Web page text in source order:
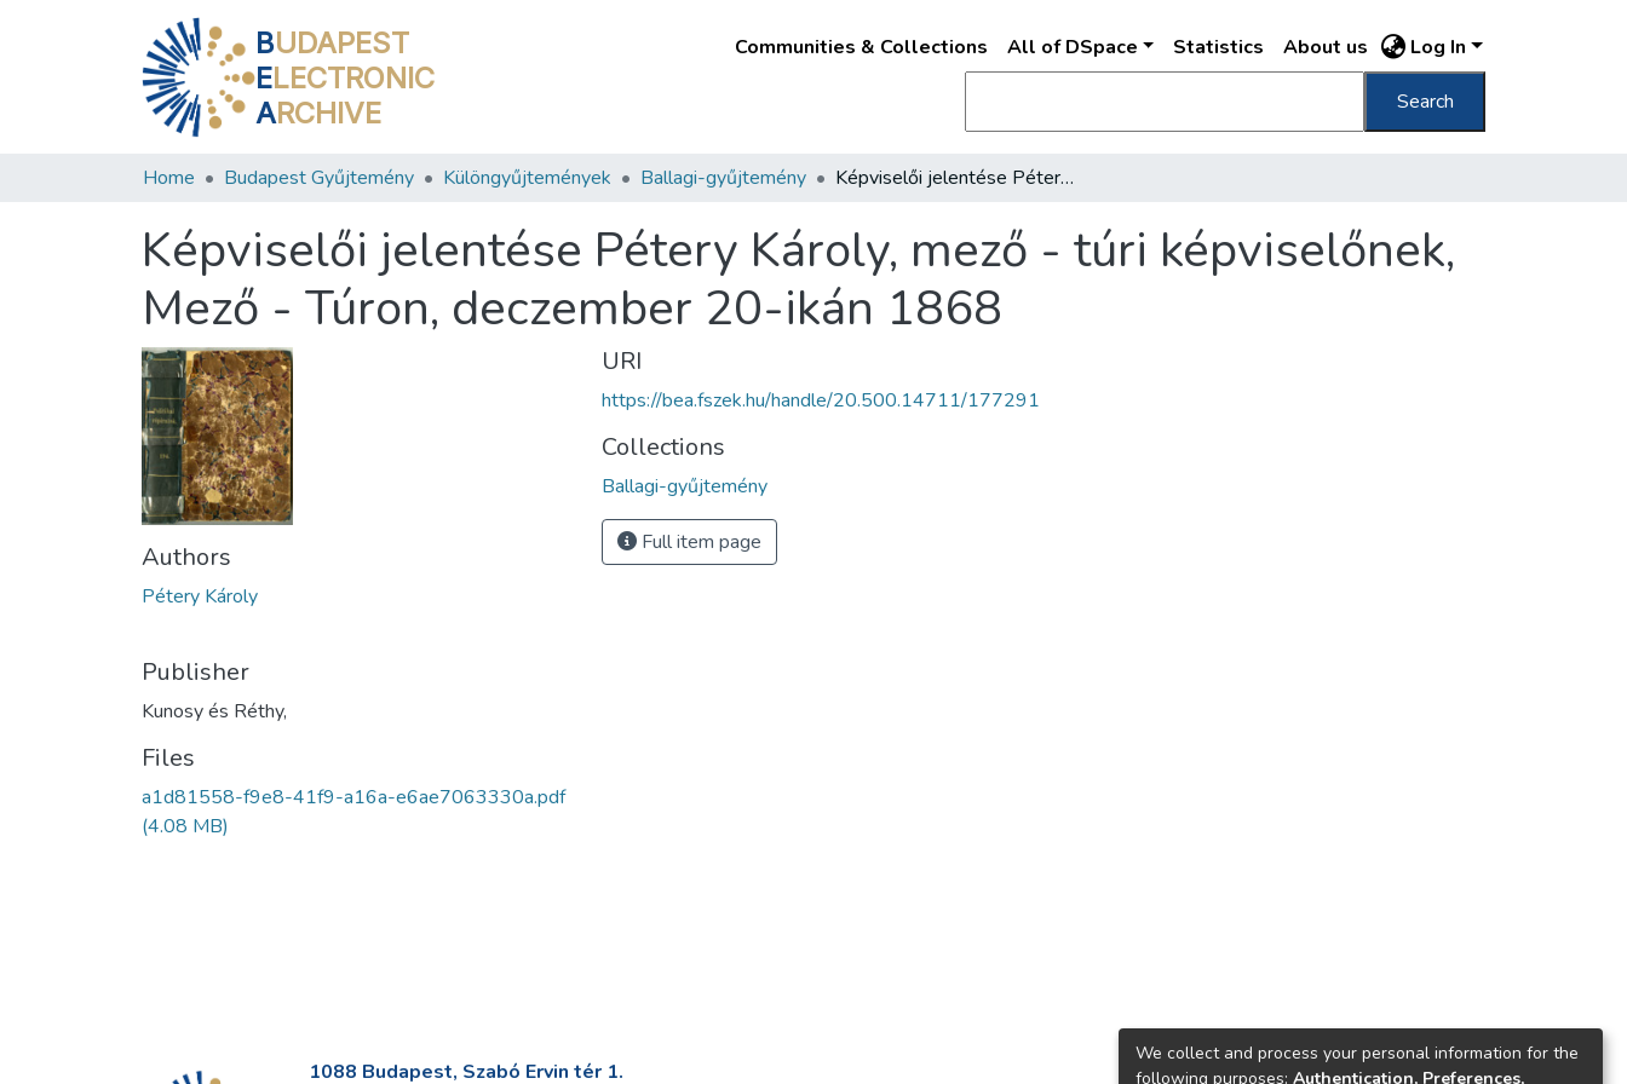
BUDAPEST
ELECTRONIC
ARCHIVE
Communities & Collections All of DSpace Statistics About us Log In
Search
Home Budapest Gyűjtemény Különgyűjtemények Ballagi-gyűjtemény Képviselői jelentése Pétery Károly, mező - túri képviselőnek, Mező - Túron, deczember 20-ikán 1868
Képviselői jelentése Pétery Károly, mező - túri képviselőnek,
Mező - Túron, deczember 20-ikán 1868
Authors
Pétery Károly
Publisher
Kunosy és Réthy,
Files
a1d81558-f9e8-41f9-a16a-e6ae7063330a.pdf
(4.08 MB)
URI
https://bea.fszek.hu/handle/20.500.14711/177291
Collections
Ballagi-gyűjtemény
Full item page
1088 Budapest, Szabó Ervin tér 1.
We collect and process your personal information for the
following purposes: Authentication, Preferences,